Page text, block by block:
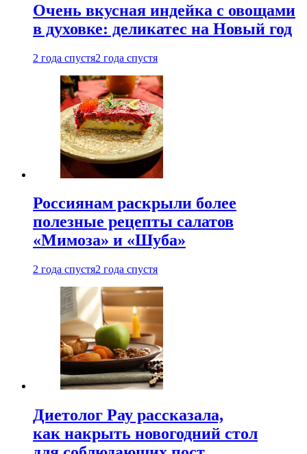
Очень вкусная индейка с овощами
в духовке: деликатес на Новый год
2 года спустя2 года спустя
Россиянам раскрыли более
полезные рецепты салатов
«Мимоза» и «Шуба»
2 года спустя2 года спустя
Диетолог Рау рассказала,
как накрыть новогодний стол